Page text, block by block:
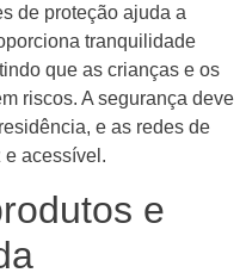
de proteção ajuda a
tranquilidade
que as crianças e os
riscos. A segurança deve
e as redes de
e acessível.
e